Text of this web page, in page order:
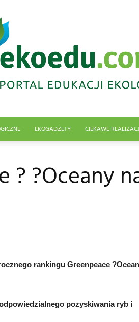
EKOGADŻETY CIEKAWE
? ?Oceany
rankingu Greenpeace
pozyskiwania ryb i